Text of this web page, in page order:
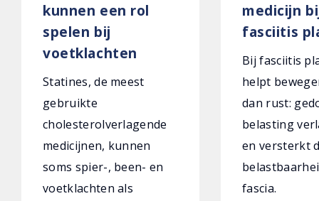
kunnen een rol
spelen bij
voetklachten
Statines, de meest
gebruikte
cholesterolverlagende
medicijnen, kunnen
soms spier-, been- en
voetklachten als
medicijn
fasciitis
Bij fasciitis
helpt
dan rust:
belasting
en versterkt
fascia.